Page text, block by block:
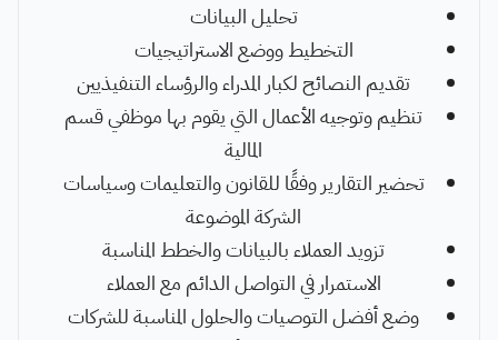
تحليل البيانات
التخطيط ووضع الاستراتيجيات
تقديم النصائح لكبار المدراء والرؤساء التنفيذيين
تنظيم وتوجيه الأعمال التي يقوم بها موظفي قسم
المالية
تحضير التقارير وفقًا للقانون والتعليمات وسياسات
الشركة الموضوعة
تزويد العملاء بالبيانات والخطط المناسبة
الاستمرار في التواصل الدائم مع العملاء
وضع أفضل التوصيات والحلول المناسبة للشركات